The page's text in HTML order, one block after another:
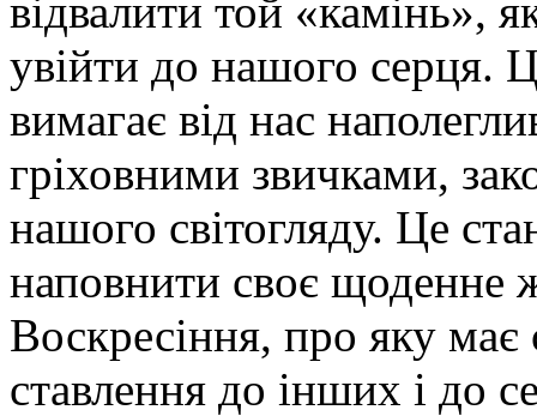
відвалити той «камінь»,
увійти до нашого серця.
вимагає від нас
гріховними звичками,
нашого світогляду. Це
наповнити своє щоденне
Воскресіння, про яку
ставлення до інших і до